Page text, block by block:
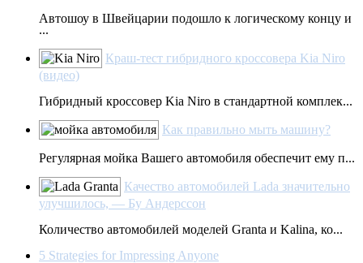
Автошоу в Швейцарии подошло к логическому концу и
...
Краш-тест гибридного кроссовера Kia Niro
(видео)
Гибридный кроссовер Kia Niro в стандартной комплек...
Как правильно мыть машину?
Регулярная мойка Вашего автомобиля обеспечит ему п...
Качество автомобилей Lada значительно
улучшилось, — Бу Андерссон
Количество автомобилей моделей Granta и Kalina, ко...
5 Strategies for Impressing Anyone